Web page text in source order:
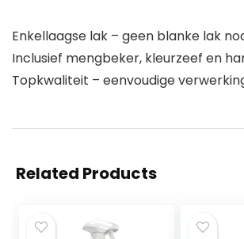
Enkellaagse lak – geen blanke lak
Inclusief mengbeker, kleurzeef en
Topkwaliteit – eenvoudige
Related Products